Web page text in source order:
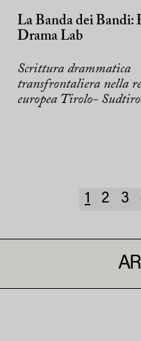
La Banda dei Bandi:
Drama Lab
Scrittura drammatica
transfrontaliera nella
europea Tirolo-
1 2 3